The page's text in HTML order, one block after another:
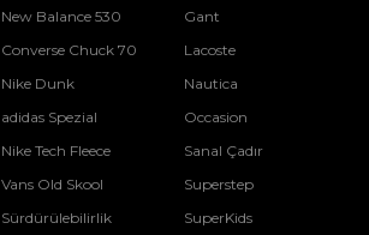
New Balance 530
Converse Chuck 70
Nike Dunk
adidas Spezial
Nike Tech Fleece
Vans Old Skool
Sürdürülebilirlik
Gant
Lacoste
Nautica
Occasion
Sanal Çadır
Superstep
SuperKids